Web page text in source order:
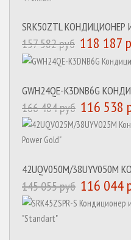
SRK50ZTL КОНДИЦИОНЕР
157 582 руб 118 187
GWH24QE-K3DNB6G
166 484 руб 116 538
42UQV050M/38UYV050M
145 055 руб 116 044